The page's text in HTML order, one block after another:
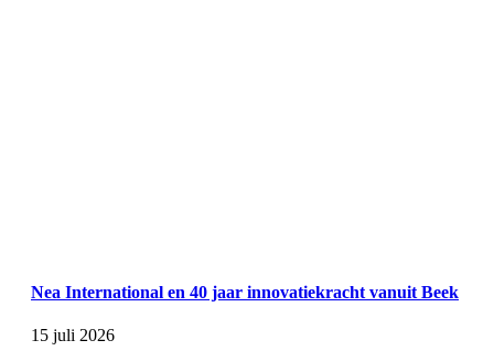
Nea International en 40 jaar innovatiekracht vanuit Beek
15 juli 2026